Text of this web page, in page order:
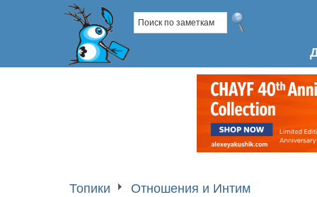
Топики Отношения и Интим